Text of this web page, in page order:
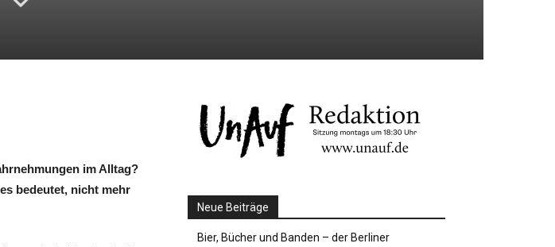
im Alltag?
bedeutet, nicht mehr
Neue Beiträge
Bier, Bücher und Banden – der Berliner